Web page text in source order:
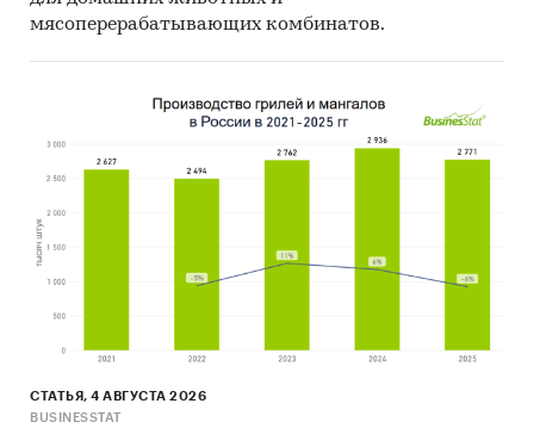
мясоперерабатывающих комбинатов.
СТАТЬЯ, 4 АВГУСТА 2026
BUSINESSTAT